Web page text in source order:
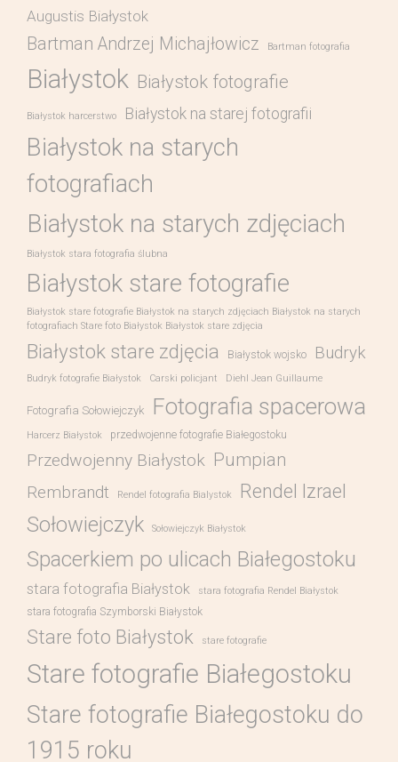
Augustis Białystok
Bartman Andrzej Michajłowicz Bartman fotografia
Białystok Białystok fotografie
Białystok harcerstwo Białystok na starej fotografii
Białystok na starych
fotografiach
Białystok na starych zdjęciach
Białystok stara fotografia ślubna
Białystok stare fotografie
Białystok stare fotografie Białystok na starych zdjęciach Białystok na starych
fotografiach Stare foto Białystok Białystok stare zdjęcia
Białystok stare zdjęcia Białystok wojsko Budryk
Budryk fotografie Białystok Carski policjant Diehl Jean Guillaume
Fotografia Sołowiejczyk Fotografia spacerowa
Harcerz Białystok przedwojenne fotografie Białegostoku
Przedwojenny Białystok Pumpian
Rembrandt Rendel fotografia Bialystok Rendel Izrael
Sołowiejczyk Sołowiejczyk Białystok
Spacerkiem po ulicach Białegostoku
stara fotografia Białystok stara fotografia Rendel Białystok
stara fotografia Szymborski Białystok
Stare foto Białystok stare fotografie
Stare fotografie Białegostoku
Stare fotografie Białegostoku do
1915 roku